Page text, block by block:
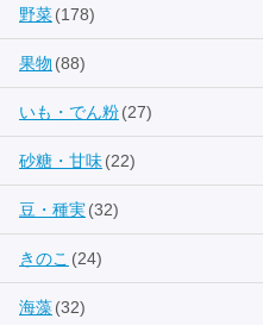
野菜(178)
果物 (88)
いも・でん粉(27)
砂糖・甘味(22)
豆・種実(32)
きのこ (24)
海藻(32)